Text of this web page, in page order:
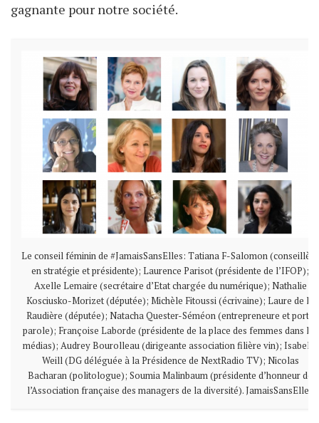
gagnante pour notre société.
Le conseil féminin de #JamaisSansElles: Tatiana F-Salomon (conseillère
en stratégie et présidente); Laurence Parisot (présidente de l’IFOP);
Axelle Lemaire (secrétaire d’Etat chargée du numérique); Nathalie
Kosciusko-Morizet (députée); Michèle Fitoussi (écrivaine); Laure de la
Raudière (députée); Natacha Quester-Séméon (entrepreneure et porte
parole); Françoise Laborde (présidente de la place des femmes dans les
médias); Audrey Bourolleau (dirigeante association filière vin); Isabelle
Weill (DG déléguée à la Présidence de NextRadio TV); Nicolas
Bacharan (politologue); Soumia Malinbaum (présidente d’honneur de
l’Association française des managers de la diversité). JamaisSansElles